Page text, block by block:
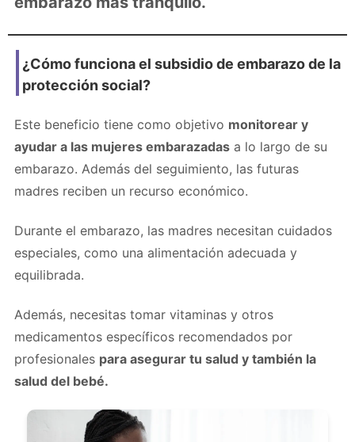
¿Cómo funciona el subsidio de embarazo de la
protección social?
Este beneficio tiene como objetivo monitorear y
ayudar a las mujeres embarazadas a lo largo de su
embarazo. Además del seguimiento, las futuras
madres reciben un recurso económico.
Durante el embarazo, las madres necesitan cuidados
especiales, como una alimentación adecuada y
equilibrada.
Además, necesitas tomar vitaminas y otros
medicamentos específicos recomendados por
profesionales para asegurar tu salud y también la
salud del bebé.